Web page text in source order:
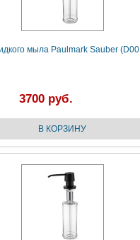
мыла Paulmark Sauber
3700 руб.